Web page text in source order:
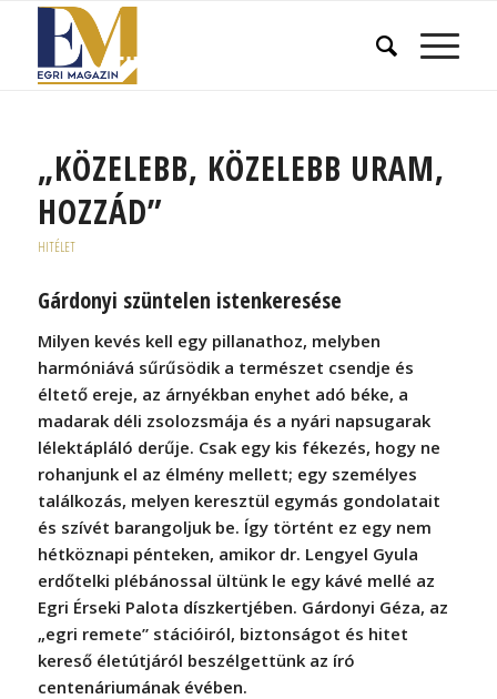
„KÖZELEBB, KÖZELEBB URAM,
HOZZÁD”
HITÉLET
Gárdonyi szüntelen istenkeresése
Milyen kevés kell egy pillanathoz, melyben
harmóniává sűrűsödik a természet csendje és
éltető ereje, az árnyékban enyhet adó béke, a
madarak déli zsolozsmája és a nyári napsugarak
lélektápláló derűje. Csak egy kis fékezés, hogy ne
rohanjunk el az élmény mellett; egy személyes
találkozás, melyen keresztül egymás gondolatait
és szívét barangoljuk be. Így történt ez egy nem
hétköznapi pénteken, amikor dr. Lengyel Gyula
erdőtelki plébánossal ültünk le egy kávé mellé az
Egri Érseki Palota díszkertjében. Gárdonyi Géza, az
„egri remete” stációiról, biztonságot és hitet
kereső életútjáról beszélgettünk az író
centenáriumának évében.